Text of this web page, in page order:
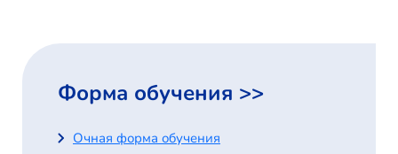
Форма обучения >>
Очная форма обучения